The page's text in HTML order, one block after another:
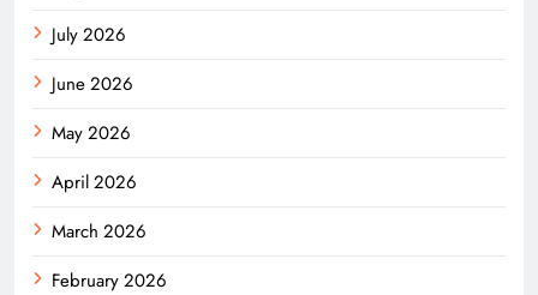
July 2026
June 2026
May 2026
April 2026
March 2026
February 2026